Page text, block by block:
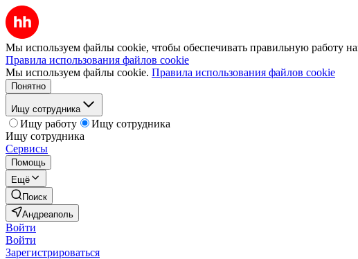
Мы используем файлы cookie, чтобы обеспечивать правильную работу
Правила использования файлов cookie
Мы используем файлы cookie. Правила использования файлов cookie
Понятно
Ищу сотрудника
Ищу работу
Ищу сотрудника
Ищу сотрудника
Сервисы
Помощь
Ещё
Поиск
Андреаполь
Войти
Войти
Зарегистрироваться